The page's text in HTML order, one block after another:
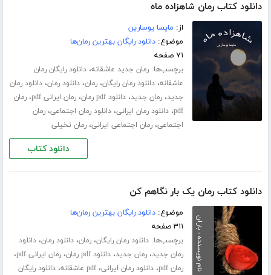
دانلود کتاب رمان شاهزاده ماه
از: مایسا یوسارین
موضوع:دانلود رایگان بهترین رمان‌ها
۷۱ صفحه
برچسب‌ها:رمان جدید عاشقانه،دانلود رایگان رمان
عاشقانه،دانلود رمان رایگان،رمان،دانلود رمان،دانلود رمان
جدید،رمان جدید،دانلود pdf رمان ،رمان ایرانی pdf ،رمان
pdf،دانلود رمان ایرانی،دانلود رمان اجتماعی،رمان
اجتماعی،رمان اجتماعی ایرانی،رمان تخیلی
دانلود کتاب
دانلود کتاب رمان یک بار نگاهم کن
موضوع:دانلود رایگان بهترین رمان‌ها
۳۱۱ صفحه
برچسب‌ها:دانلود رمان رایگان،رمان،دانلود رمان،دانلود
رمان جدید،رمان جدید،دانلود pdf رمان ،رمان ایرانی pdf ،
رمان pdf ،دانلود رمان ایرانی،pdf عاشقانه ،دانلود رایگان